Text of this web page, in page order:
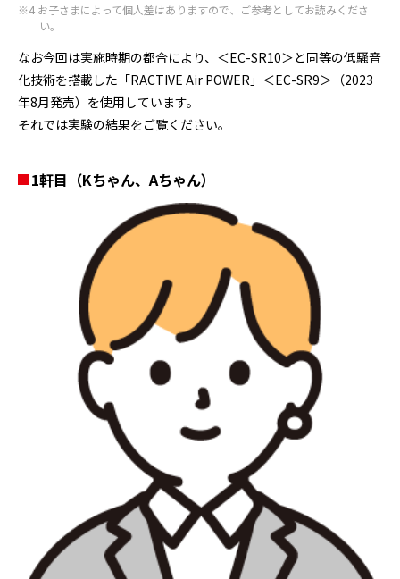
※4 お子さまによって個人差はありますので、ご参考としてお読みくださ
い。
なお今回は実施時期の都合により、＜EC-SR10＞と同等の低騒音
化技術を搭載した「RACTIVE Air POWER」＜EC-SR9＞（2023
年8月発売）を使用しています。
それでは実験の結果をご覧ください。
1軒目（Kちゃん、Aちゃん）